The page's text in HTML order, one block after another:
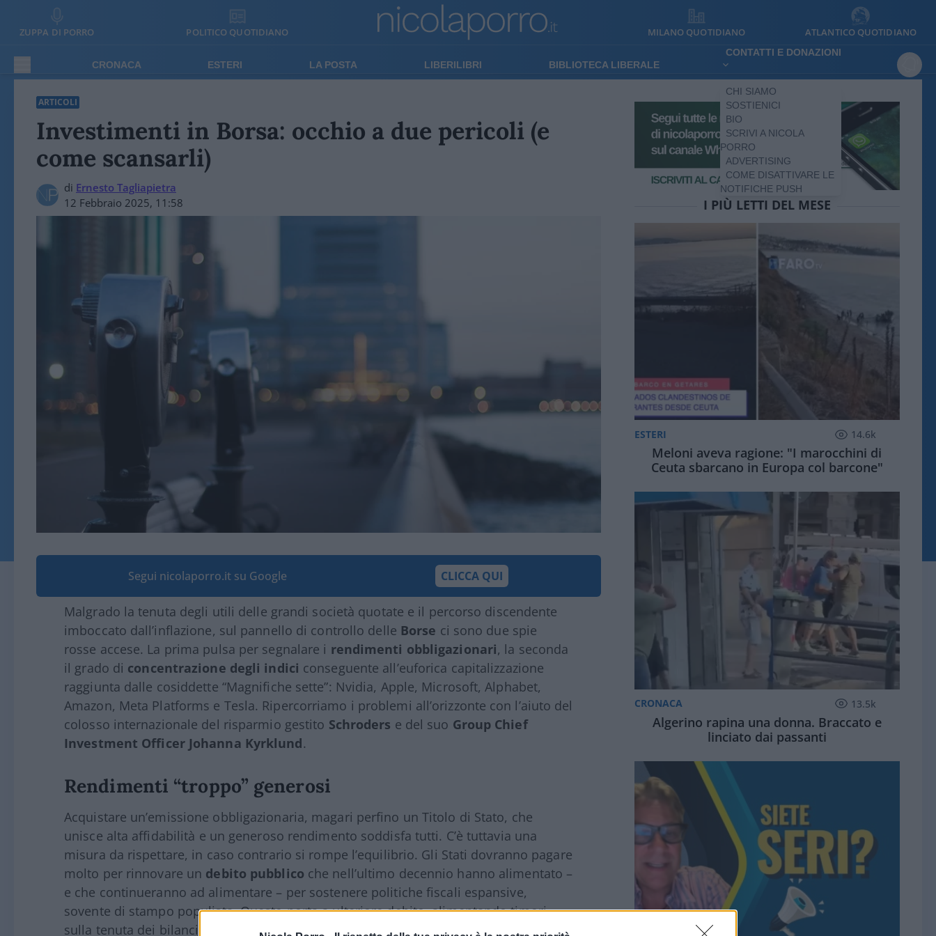
ZUPPA DI PORRO POLITICO QUOTIDIANO MILANO QUOTIDIANO ATLANTICO QUOTIDIANO
CRONACA ESTERI LA POSTA LIBERILIBRI BIBLIOTECA LIBERALE
CONTATTI E DONAZIONI
CHI SIAMO
SOSTIENICI
BIO
SCRIVI A NICOLA
PORRO
ADVERTISING
COME DISATTIVARE LE
NOTIFICHE PUSH
ARTICOLI
Investimenti in Borsa: occhio a due pericoli (e
come scansarli)
di Ernesto Tagliapietra
12 Febbraio 2025, 11:58
Segui nicolaporro.it su Google CLICCA QUI
Malgrado la tenuta degli utili delle grandi società quotate e il percorso discendente
imboccato dall’inflazione, sul pannello di controllo delle Borse ci sono due spie
rosse accese. La prima pulsa per segnalare i rendimenti obbligazionari, la seconda
il grado di concentrazione degli indici conseguente all’euforica capitalizzazione
raggiunta dalle cosiddette “Magnifiche sette”: Nvidia, Apple, Microsoft, Alphabet,
Amazon, Meta Platforms e Tesla. Ripercorriamo i problemi all’orizzonte con l’aiuto del
colosso internazionale del risparmio gestito Schroders e del suo Group Chief
Investment Officer Johanna Kyrklund.
Rendimenti “troppo” generosi
Acquistare un’emissione obbligazionaria, magari perfino un Titolo di Stato, che
unisce alta affidabilità e un generoso rendimento soddisfa tutti. C’è tuttavia una
misura da rispettare, in caso contrario si rompe l’equilibrio. Gli Stati dovranno pagare
molto per rinnovare un debito pubblico che nell’ultimo decennio hanno alimentato –
e che continueranno ad alimentare – per sostenere politiche fiscali espansive,
sovente di stampo populista. Questo porta a ulteriore debito, alimentando timori
sulla tenuta dei bilanci pubblici a lungo termine.
I PIÙ LETTI DEL MESE
ESTERI 14.6k
Meloni aveva ragione: "I marocchini di
Ceuta sbarcano in Europa col barcone"
CRONACA 13.5k
Algerino rapina una donna. Braccato e
linciato dai passanti